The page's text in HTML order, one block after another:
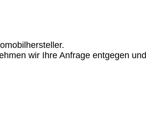
wir Ihre Anfrage entgegen und